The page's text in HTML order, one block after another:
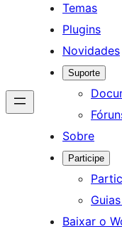
Temas
Plugins
Novidades
Suporte
Sobre
Participe
Baixar o